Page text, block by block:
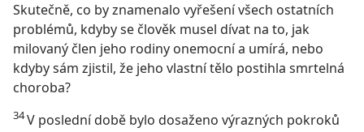
Skutečně, co by znamenalo vyřešení všech ostatních
problémů, kdyby se člověk musel dívat na to, jak
milovaný člen jeho rodiny onemocní a umírá, nebo
kdyby sám zjistil, že jeho vlastní tělo postihla smrtelná
choroba?
34V poslední době bylo dosaženo výrazných pokroků